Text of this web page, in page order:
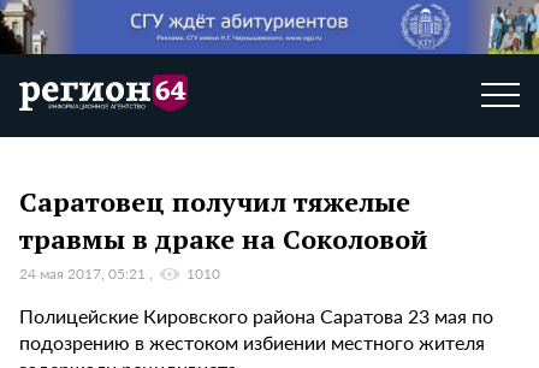
Саратовец получил тяжелые
травмы в драке на Соколовой
24 мая 2017, 05:21 1010
Полицейские Кировского района Саратова 23 мая по
подозрению в жестоком избиении местного жителя